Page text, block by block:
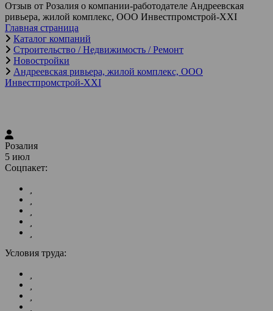
Отзыв от Розалия о компании-работодателе Андреевская
ривьера, жилой комплекс, ООО Инвестпромстрой-XXI
Главная страница
Каталог компаний
Строительство / Недвижимость / Ремонт
Новостройки
Андреевская ривьера, жилой комплекс, ООО
Инвестпромстрой-XXI
Розалия
5 июл
Соцпакет:
Условия труда: